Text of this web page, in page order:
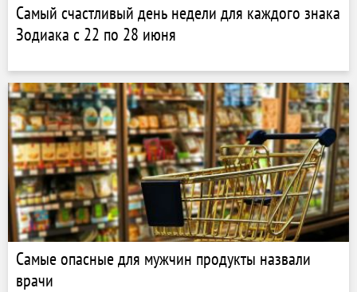
Самый счастливый день недели для каждого знака
Зодиака с 22 по 28 июня
Самые опасные для мужчин продукты назвали
врачи